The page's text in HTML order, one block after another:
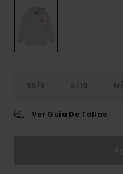
XS/8 S/10
Ver Guía De Tallas